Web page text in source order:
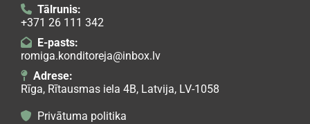
 Tālrunis:
+371 26 111 342
 E-pasts:
romiga.konditoreja@inbox.lv
 Adrese:
Rīga, Rītausmas iela 4B, Latvija, LV-1058
 Privātuma politika